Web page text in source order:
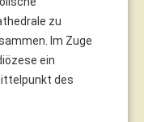
zu
Im Zuge
ein
des